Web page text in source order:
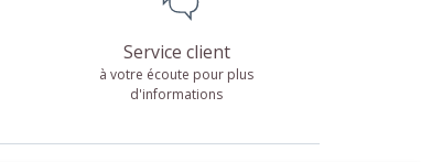
Service client
à votre écoute pour plus
d'informations